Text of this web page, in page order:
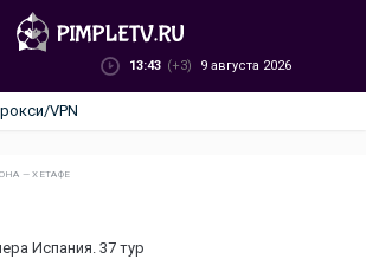
13:43 (+3) 9 августа 2026
VPN
— ХЕТАФЕ
Испания. 37 тур